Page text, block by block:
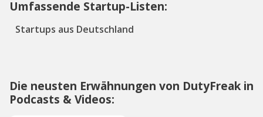
Umfassende Startup-Listen:
Startups aus Deutschland
Die neusten Erwähnungen von DutyFreak in
Podcasts & Videos: